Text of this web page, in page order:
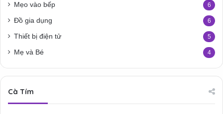
Mẹo vào bếp 6
Đồ gia dụng 6
Thiết bị điện tử 5
Mẹ và Bé 4
Cà Tím